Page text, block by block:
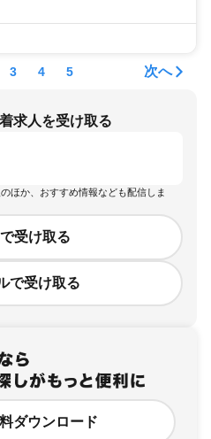
3 4 5 次へ
求人を受け取る
ほか、おすすめ情報なども配信しま
受け取る
で受け取る
ダウンロード